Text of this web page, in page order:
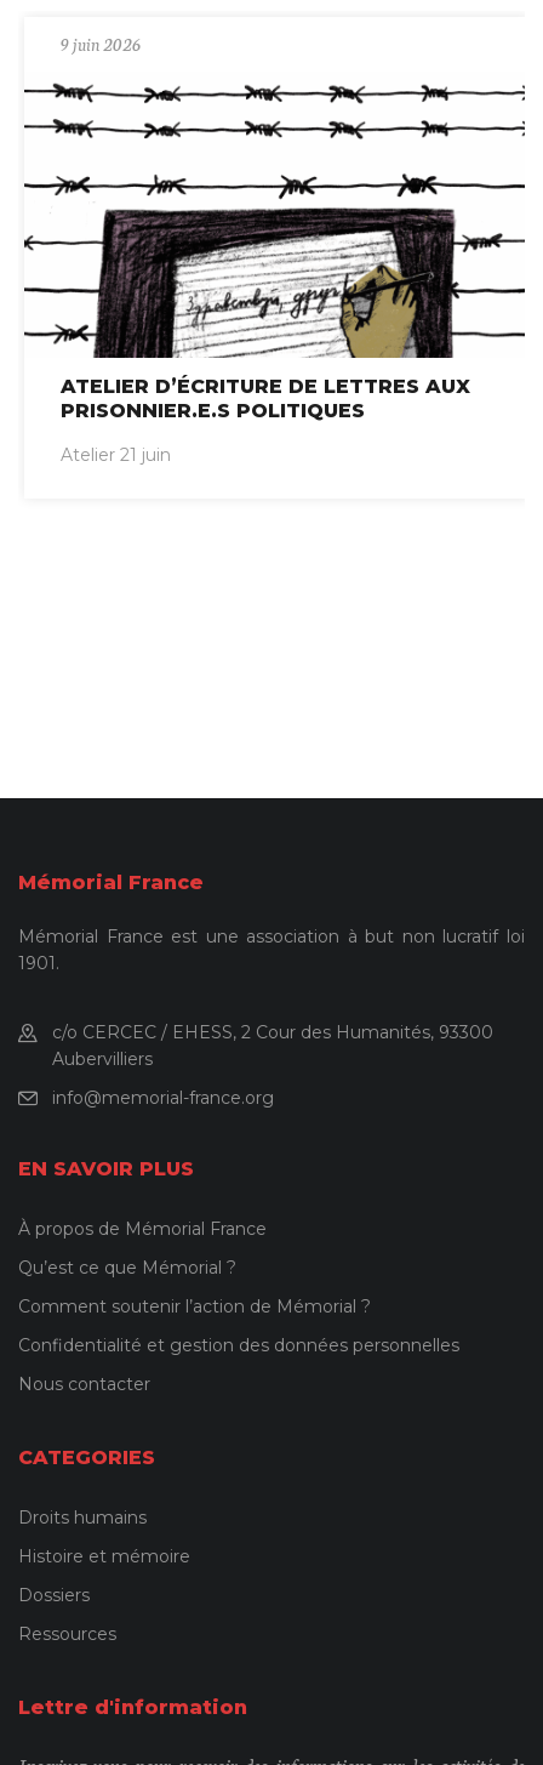
9 juin 2026
ATELIER D’ÉCRITURE DE LETTRES AUX
PRISONNIER.E.S POLITIQUES
Atelier 21 juin
Mémorial France
Mémorial France est une association à but non lucratif loi
1901.
c/o CERCEC / EHESS, 2 Cour des Humanités, 93300
Aubervilliers
info@memorial-france.org
EN SAVOIR PLUS
À propos de Mémorial France
Qu’est ce que Mémorial ?
Comment soutenir l’action de Mémorial ?
Confidentialité et gestion des données personnelles
Nous contacter
CATEGORIES
Droits humains
Histoire et mémoire
Dossiers
Ressources
Lettre d'information